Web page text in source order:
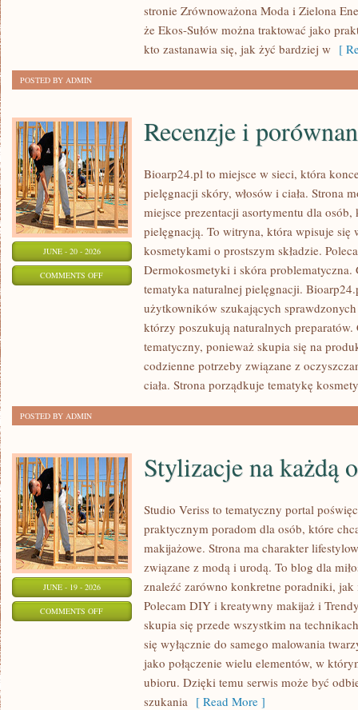
stronie Zrównoważona Moda i Zielona
że Ekos-Sułów można traktować jako
kto zastanawia się, jak żyć bardziej w [
POSTED BY ADMIN
JUNE - 20 - 2026
COMMENTS OFFON
PORÓWNANIA
Recenzje i
Bioarp24.pl to miejsce w sieci, która
pielęgnacji skóry, włosów i ciała. Strona
miejsce prezentacji asortymentu dla
pielęgnacją. To witryna, która wpisuje się
kosmetykami o prostszym składzie.
Dermokosmetyki i skóra problematyczna.
tematyka naturalnej pielęgnacji.
użytkowników szukających
którzy poszukują naturalnych preparatów.
tematyczny, ponieważ skupia się na
codzienne potrzeby związane z
ciała. Strona porządkuje tematykę
POSTED BY ADMIN
JUNE - 19 - 2026
COMMENTS OFFON
STYLIZACJE
Stylizacje na każdą
Studio Veriss to tematyczny portal
praktycznym poradom dla osób, które
makijażowe. Strona ma charakter
związane z modą i urodą. To blog dla
znaleźć zarówno konkretne poradniki,
Polecam DIY i kreatywny makijaż i
skupia się przede wszystkim na
się wyłącznie do samego malowania
jako połączenie wielu elementów, w
ubioru. Dzięki temu serwis może być
szukania [ Read More ]